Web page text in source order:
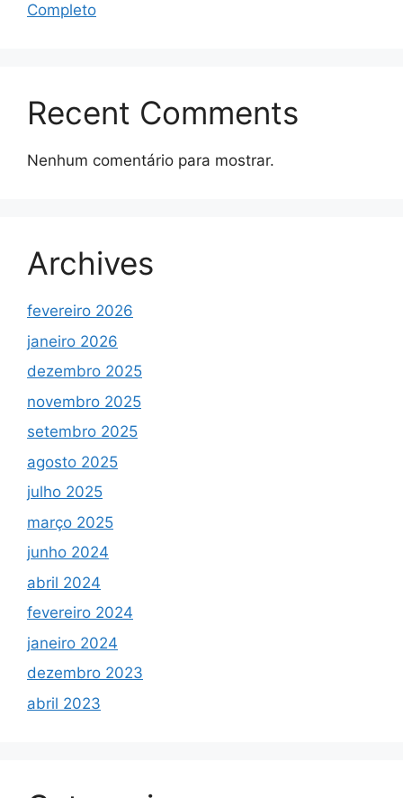
Completo
Recent Comments
Nenhum comentário para mostrar.
Archives
fevereiro 2026
janeiro 2026
dezembro 2025
novembro 2025
setembro 2025
agosto 2025
julho 2025
março 2025
junho 2024
abril 2024
fevereiro 2024
janeiro 2024
dezembro 2023
abril 2023